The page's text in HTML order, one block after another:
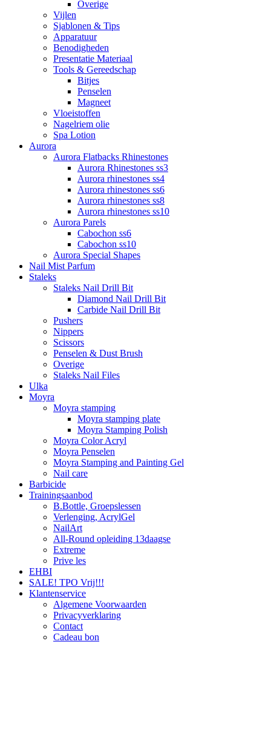
Overige
Vijlen
Sjablonen & Tips
Apparatuur
Benodigheden
Presentatie Materiaal
Tools & Gereedschap
Bitjes
Penselen
Magneet
Vloeistoffen
Nagelriem olie
Spa Lotion
Aurora
Aurora Flatbacks Rhinestones
Aurora Rhinestones ss3
Aurora rhinestones ss4
Aurora rhinestones ss6
Aurora rhinestones ss8
Aurora rhinestones ss10
Aurora Parels
Cabochon ss6
Cabochon ss10
Aurora Special Shapes
Nail Mist Parfum
Staleks
Staleks Nail Drill Bit
Diamond Nail Drill Bit
Carbide Nail Drill Bit
Pushers
Nippers
Scissors
Penselen & Dust Brush
Overige
Staleks Nail Files
Ulka
Moyra
Moyra stamping
Moyra stamping plate
Moyra Stamping Polish
Moyra Color Acryl
Moyra Penselen
Moyra Stamping and Painting Gel
Nail care
Barbicide
Trainingsaanbod
B.Bottle, Groepslessen
Verlenging, AcrylGel
NailArt
All-Round opleiding 13daagse
Extreme
Prive les
EHBI
SALE! TPO Vrij!!!
Klantenservice
Algemene Voorwaarden
Privacyverklaring
Contact
Cadeau bon